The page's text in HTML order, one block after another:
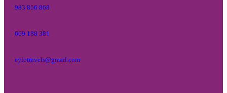
983 856 868
669 188 381
eylotravels@gmail.com